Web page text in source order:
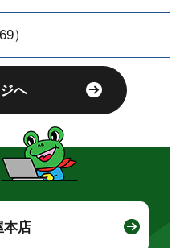
）
へ
本店